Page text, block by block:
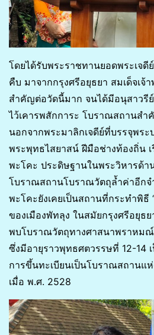
โดยได้รับพระราชทานยอดพระเจดี
คืบ มาจากกรุงศรีอยุธยา สมเด็จเจ้
สำคัญต่อวัดนี้มาก จนได้มีอนุสาวรี
ไว้เคารพสักการะ โบราณสถานสำ
นอกจากพระมาลิกเจดีย์ที่บรรจุพร
พระพุทธไสยาสน์ ฝีมือช่างท้องถิ่น
พะโคะ ประดิษฐานในพระวิหารด้า
โบราณสถานโบราณวัตถุล้ำค่าอีก
พะโคะยังเคยเป็นสถานที่กระทำพิ
ของเมืองพัทลุง ในสมัยกรุงศรีอยุธ
พบโบราณวัตถุทางศาสนาพราหม
ซึ่งมีอายุราวพุทธศตวรรษที่ 12-14
การขึ้นทะเบียนเป็นโบราณสถานแ
เมื่อ พ.ศ. 2528